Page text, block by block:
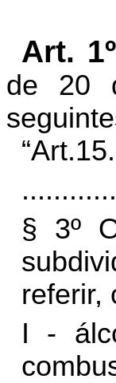
Art. 1º
de 20
“Art.15
§ 3º
referir,
I -